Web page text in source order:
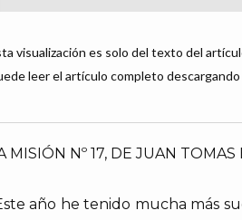
visualización es solo del texto del
leer el artículo completo
MISIÓN Nº 17, DE JUAN
año he tenido mucha más